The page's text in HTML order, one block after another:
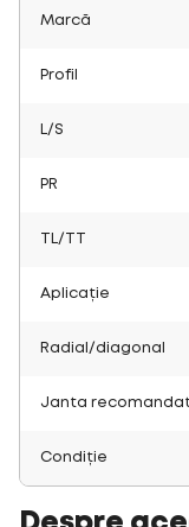
Marcă
Profil
L/S
PR
TL/TT
Aplicație
Radial/diagonal
Janta
Condiție